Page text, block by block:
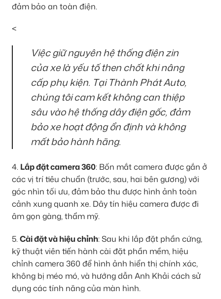
đảm bảo an toàn điện.
<
Việc giữ nguyên hệ thống điện zin
của xe là yếu tố then chốt khi nâng
cấp phụ kiện. Tại Thành Phát Auto,
chúng tôi cam kết không can thiệp
sâu vào hệ thống dây điện gốc, đảm
bảo xe hoạt động ổn định và không
mất bảo hành hãng.
4. Lắp đặt camera 360: Bốn mắt camera được gắn ở
các vị trí tiêu chuẩn (trước, sau, hai bên gương) với
góc nhìn tối ưu, đảm bảo thu được hình ảnh toàn
cảnh xung quanh xe. Dây tín hiệu camera được đi
âm gọn gàng, thẩm mỹ.
5.Cài đặt và hiệu chỉnh: Sau khi lắp đặt phần cứng,
kỹ thuật viên tiến hành cài đặt phần mềm, hiệu
chỉnh camera 360 để hình ảnh hiển thị chính xác,
không bị méo mó, và hướng dẫn Anh Khải cách sử
dụng các tính năng của màn hình.